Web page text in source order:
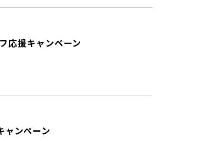
応援キャンペーン
ャンペーン